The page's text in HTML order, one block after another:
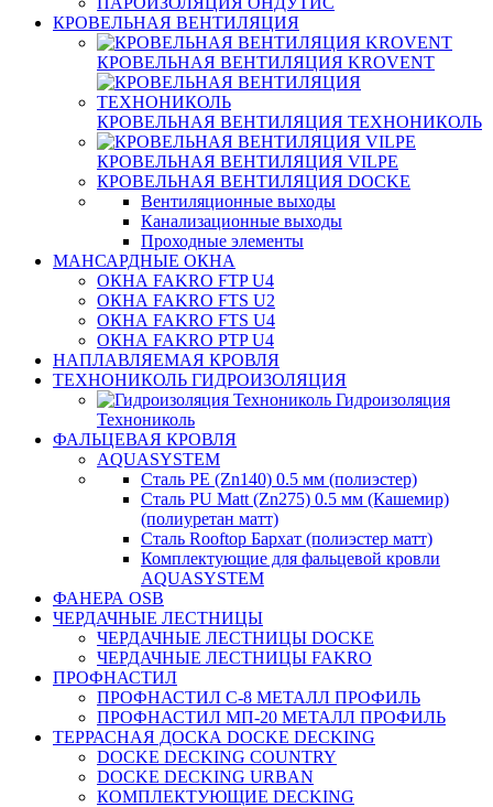
КРОВЕЛЬНАЯ ВЕНТИЛЯЦИЯ
КРОВЕЛЬНАЯ ВЕНТИЛЯЦИЯ KROVENT
КРОВЕЛЬНАЯ ВЕНТИЛЯЦИЯ ТЕХНОНИКОЛЬ
КРОВЕЛЬНАЯ ВЕНТИЛЯЦИЯ VILPE
КРОВЕЛЬНАЯ ВЕНТИЛЯЦИЯ DOCKE
Вентиляционные выходы
Канализационные выходы
Проходные элементы
МАНСАРДНЫЕ ОКНА
ОКНА FAKRO FTP U4
ОКНА FAKRO FTS U2
ОКНА FAKRO FTS U4
ОКНА FAKRO PTP U4
НАПЛАВЛЯЕМАЯ КРОВЛЯ
ТЕХНОНИКОЛЬ ГИДРОИЗОЛЯЦИЯ
Гидроизоляция
Технониколь
ФАЛЬЦЕВАЯ КРОВЛЯ
AQUASYSTEM
Сталь PE (Zn140) 0.5 мм (полиэстер)
Сталь PU Matt (Zn275) 0.5 мм (Кашемир)
(полиуретан матт)
Сталь Rooftop Бархат (полиэстер матт)
Комплектующие для фальцевой кровли
AQUASYSTEM
ФАНЕРА OSB
ЧЕРДАЧНЫЕ ЛЕСТНИЦЫ
ЧЕРДАЧНЫЕ ЛЕСТНИЦЫ DOCKE
ЧЕРДАЧНЫЕ ЛЕСТНИЦЫ FAKRO
ПРОФНАСТИЛ
ПРОФНАСТИЛ C-8 МЕТАЛЛ ПРОФИЛЬ
ПРОФНАСТИЛ МП-20 МЕТАЛЛ ПРОФИЛЬ
ТЕРРАСНАЯ ДОСКА DOCKE DECKING
DOCKE DECKING COUNTRY
DOCKE DECKING URBAN
КОМПЛЕКТУЮЩИЕ DECKING